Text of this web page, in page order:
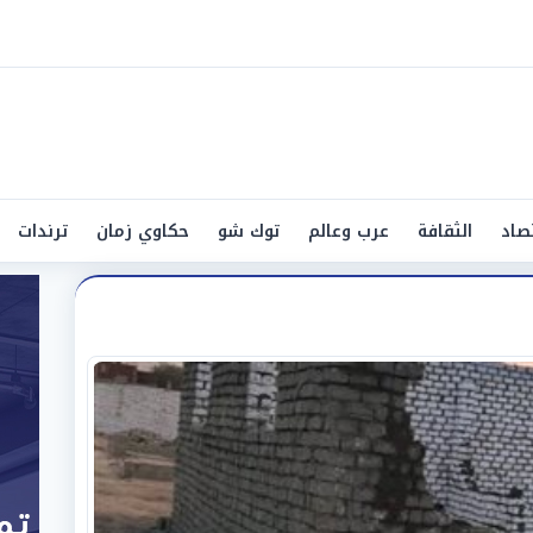
الثقافة عرب وعالم توك شو حكاوي زمان ترندات